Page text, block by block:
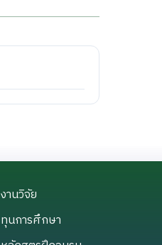
งานวิจัย
ทุนการศึกษา